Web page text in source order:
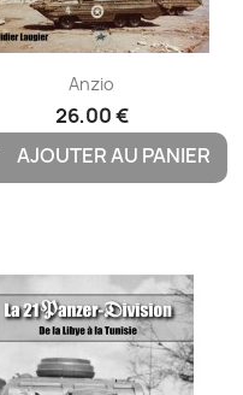
Anzio
26,00 €
AJOUTER AU PANIER